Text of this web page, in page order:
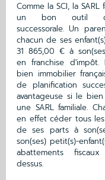
Comme la SCI, la
un bon outil de
successorale. Un
chacun de ses
31 865,00 € à
en franchise
bien immobilier
de planification
avantageuse si le
une SARL familiale.
en effet céder tous
de ses parts à
son(ses) petit(s)-
abattements
dessus.